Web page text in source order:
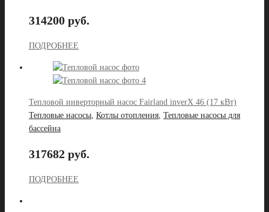
314200 руб.
ПОДРОБНЕЕ
Тепловой инверторный насос Fairland inverX 46 (17 кВт)
Тепловые насосы Котлы отопления Тепловые насосы для
бассейна
317682 руб.
ПОДРОБНЕЕ